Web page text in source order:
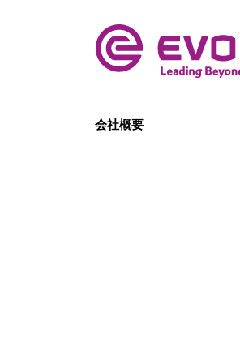
会社概要